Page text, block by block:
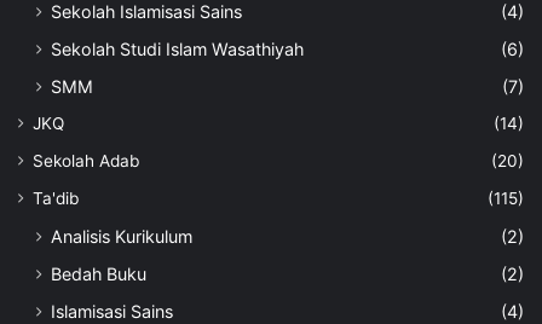
Sekolah Islamisasi Sains
(4)
Sekolah Studi Islam Wasathiyah
(6)
SMM
(7)
JKQ
(14)
Sekolah Adab
(20)
Ta'dib
(115)
Analisis Kurikulum
(2)
Bedah Buku
(2)
Islamisasi Sains
(4)